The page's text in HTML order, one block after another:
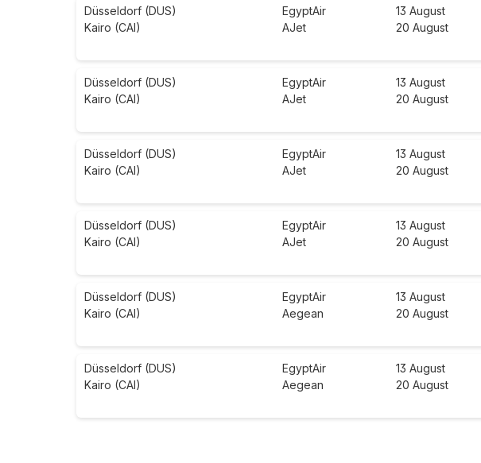
Düsseldorf (DUS)
Kairo (CAI)
EgyptAir
AJet
13 August
20 August
Düsseldorf (DUS)
Kairo (CAI)
EgyptAir
AJet
13 August
20 August
Düsseldorf (DUS)
Kairo (CAI)
EgyptAir
AJet
13 August
20 August
Düsseldorf (DUS)
Kairo (CAI)
EgyptAir
AJet
13 August
20 August
Düsseldorf (DUS)
Kairo (CAI)
EgyptAir
Aegean
13 August
20 August
Düsseldorf (DUS)
Kairo (CAI)
EgyptAir
Aegean
13 August
20 August